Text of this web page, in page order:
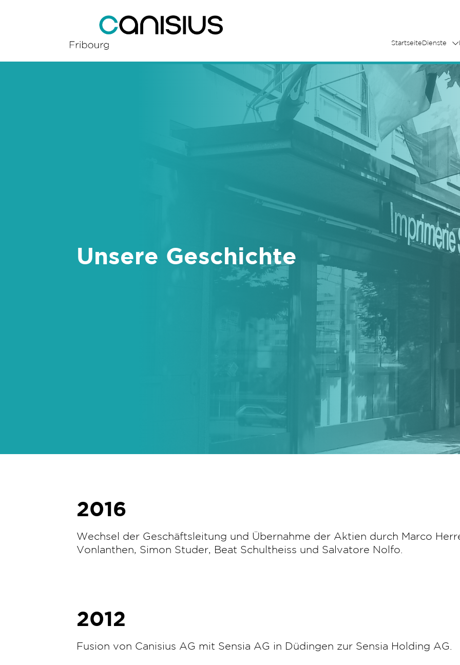
StartseiteDienste
Unsere Geschichte
2016
Wechsel der Geschäftsleitung und Übernahme der Aktien durch Marco
Vonlanthen, Simon Studer, Beat Schultheiss und Salvatore Nolfo.
2012
Fusion von Canisius AG mit Sensia AG in Düdingen zur Sensia Holding AG.